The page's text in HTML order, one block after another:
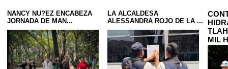
NANCY NU?EZ ENCABEZA
JORNADA DE MAN...
LA ALCALDESA
ALESSANDRA ROJO DE LA ...
MIL